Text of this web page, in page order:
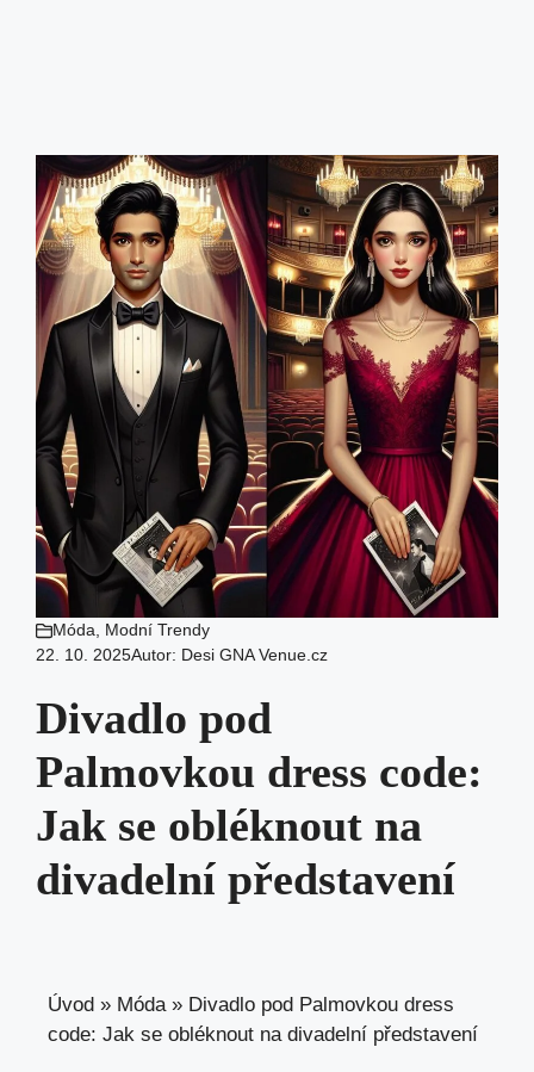
Móda
Modní Trendy
22. 10. 2025Autor: Desi GNA Venue.cz
Divadlo pod
Palmovkou dress code:
Jak se obléknout na
divadelní představení
Úvod » Móda» Divadlo pod Palmovkou dress
code: Jak se obléknout na divadelní představení